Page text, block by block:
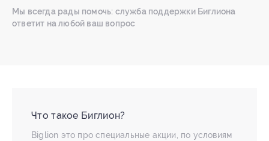
Мы всегда рады помочь: служба поддержки Биглиона
ответит на любой ваш вопрос
Что такое Биглион?
Biglion это про специальные акции, по условиям